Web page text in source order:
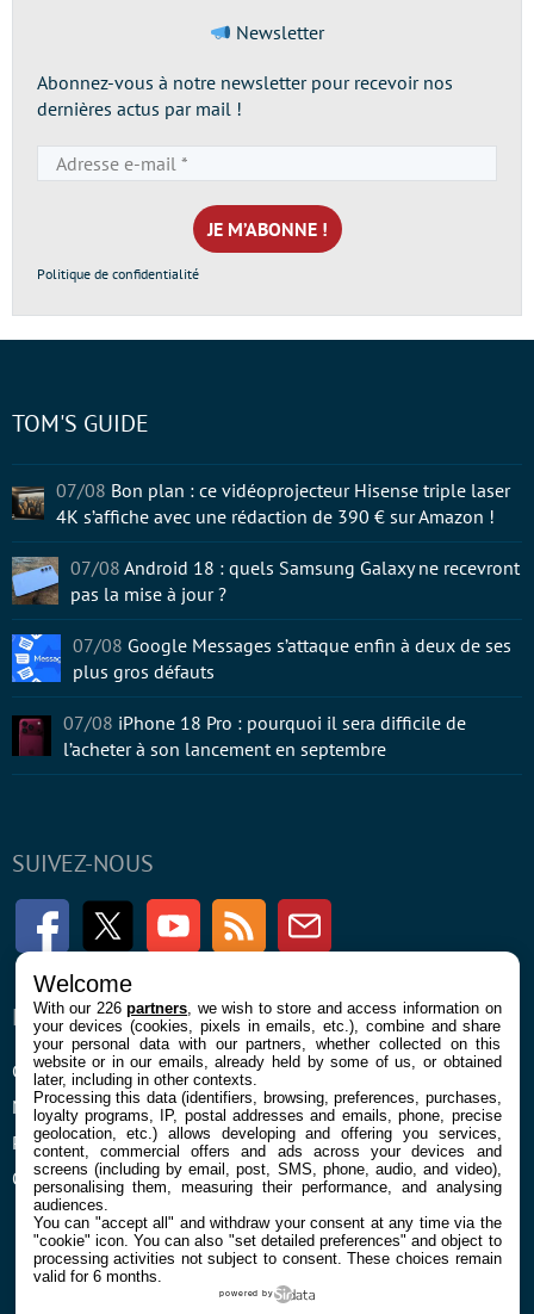
Newsletter
Abonnez-vous à notre newsletter pour recevoir nos
dernières actus par mail !
e-
mail
*
Politique de confidentialité
SUIVEZ-NOUS
FacebookTwitter Youtube RSS Newsletter
ENTREPRISE
Confidentialité et Cookies
Mentions légales et CGU
Préférences Cookies
Qui sommes nous
À PROPOS
Contact
TOM'S GUIDE
07/08 Bon plan : ce vidéoprojecteur Hisense triple laser
4K s’affiche avec une rédaction de 390 € sur Amazon !
07/08 Android 18 : quels Samsung Galaxy ne recevront
pas la mise à jour ?
07/08 Google Messages s’attaque enfin à deux de ses
plus gros défauts
07/08 iPhone 18 Pro : pourquoi il sera difficile de
l’acheter à son lancement en septembre
Welcome
With our 226partners , we wish to store and access information on
your devices (cookies, pixels in emails, etc.), combine and share
your personal data with our partners, whether collected on this
website or in our emails, already held by some of us, or obtained
later, including in other contexts.
Processing this data (identifiers, browsing, preferences, purchases,
loyalty programs, IP, postal addresses and emails, phone, precise
geolocation, etc.) allows developing and offering you services,
content, commercial offers and ads across your devices and
screens (including by email, post, SMS, phone, audio, and video),
personalising them, measuring their performance, and analysing
audiences.
You can "accept all" and withdraw your consent at any time via the
"cookie" icon. You can also "set detailed preferences" and object to
processing activities not subject to consent. These choices remain
valid for 6 months.
powered by